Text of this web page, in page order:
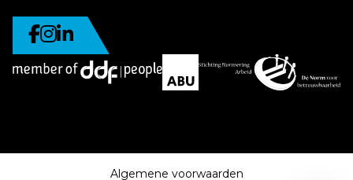
Algemene voorwaarden